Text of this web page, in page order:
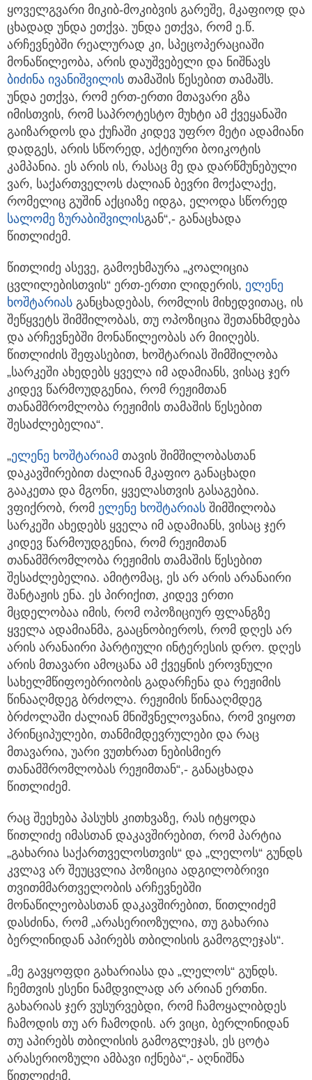
ყოველგვარი მიკიბ-მოკიბვის გარეშე, მკაფიოდ და
ცხადად უნდა ეთქვა. უნდა ეთქვა, რომ ე.წ.
არჩევნებში რეალურად კი, სპეცოპერაციაში
მონაწილეობა, არის დაუშვებელი და ნიშნავს
ბიძინა ივანიშვილის თამაშის წესებით თამაშს.
უნდა ეთქვა, რომ ერთ-ერთი მთავარი გზა
იმისთვის, რომ საპროტესტო მუხტი ამ ქვეყანაში
გაიზარდოს და ქუჩაში კიდევ უფრო მეტი ადამიანი
დადგეს, არის სწორედ, აქტიური ბოიკოტის
კამპანია. ეს არის ის, რასაც მე და დარწმუნებული
ვარ, საქართველოს ძალიან ბევრი მოქალაქე,
რომელიც გუშინ აქციაზე იდგა, ელოდა სწორედ
სალომე ზურაბიშვილისგან“,- განაცხადა
წითლიძემ.
წითლიძე ასევე, გამოეხმაურა „კოალიცია
ცვლილებისთვის“ ერთ-ერთი ლიდერის, ელენე
ხოშტარიას განცხადებას, რომლის მიხედვითაც, ის
შეწყვეტს შიმშილობას, თუ ოპოზიცია შეთანხმდება
და არჩევნებში მონაწილეობას არ მიიღებს.
წითლიძის შეფასებით, ხოშტარიას შიმშილობა
„სარკეში ახედებს ყველა იმ ადამიანს, ვისაც ჯერ
კიდევ წარმოუდგენია, რომ რეჟიმთან
თანამშრომლობა რეჟიმის თამაშის წესებით
შესაძლებელია“.
„ელენე ხოშტარიამ თავის შიმშილობასთან
დაკავშირებით ძალიან მკაფიო განაცხადი
გააკეთა და მგონი, ყველასთვის გასაგებია.
ვფიქრობ, რომ ელენე ხოშტარიას შიმშილობა
სარკეში ახედებს ყველა იმ ადამიანს, ვისაც ჯერ
კიდევ წარმოუდგენია, რომ რეჟიმთან
თანამშრომლობა რეჟიმის თამაშის წესებით
შესაძლებელია. ამიტომაც, ეს არ არის არანაირი
შანტაჟის ენა. ეს პირიქით, კიდევ ერთი
მცდელობაა იმის, რომ ოპოზიციურ ფლანგზე
ყველა ადამიანმა, გააცნობიეროს, რომ დღეს არ
არის არანაირი პარტიული ინტერესის დრო. დღეს
არის მთავარი ამოცანა ამ ქვეყნის ეროვნული
სახელმწიფოებრიობის გადარჩენა და რეჟიმის
წინააღმდეგ ბრძოლა. რეჟიმის წინააღმდეგ
ბრძოლაში ძალიან მნიშვნელოვანია, რომ ვიყოთ
პრინციპულები, თანმიმდევრულები და რაც
მთავარია, უარი ვუთხრათ ნებისმიერ
თანამშრომლობას რეჟიმთან“,- განაცხადა
წითლიძემ.
რაც შეეხება პასუხს კითხვაზე, რას იტყოდა
წითლიძე იმასთან დაკავშირებით, რომ პარტია
„გახარია საქართველოსთვის“ და „ლელოს“ გუნდს
კვლავ არ შეუცვლია პოზიცია ადგილობრივი
თვითმმართველობის არჩევნებში
მონაწილეობასთან დაკავშირებით, წითლიძემ
დასძინა, რომ „არასერიოზულია, თუ გახარია
ბერლინიდან აპირებს თბილისის გამოგლეჯას“.
„მე გავყოფდი გახარიასა და „ლელოს“ გუნდს.
ჩემთვის ესენი ნამდვილად არ არიან ერთნი.
გახარიას ჯერ ვუსურვებდი, რომ ჩამოყალიბდეს
ჩამოდის თუ არ ჩამოდის. არ ვიცი, ბერლინიდან
თუ აპირებს თბილისის გამოგლეჯას, ეს ცოტა
არასერიოზული ამბავი იქნება“,- აღნიშნა
წითლიძემ.